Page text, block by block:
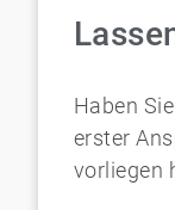
Haben
erster
vorliegen